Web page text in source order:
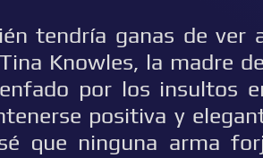
tendría ganas de ver
Knowles, la madre
por los insultos
positiva y
que ninguna arma